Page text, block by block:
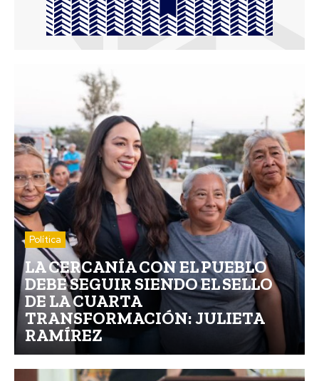
Política
LA CERCANÍA CON EL PUEBLO
DEBE SEGUIR SIENDO EL SELLO
DE LA CUARTA
TRANSFORMACIÓN: JULIETA
RAMÍREZ